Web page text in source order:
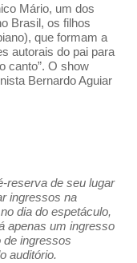
Mário, um dos
Brasil, os filhos
que formam a
autorais do pai para
canto”. O show
Bernardo Aguiar
reserva de seu lugar
ingressos na
dia do espetáculo,
apenas um ingresso
de ingressos
auditório.